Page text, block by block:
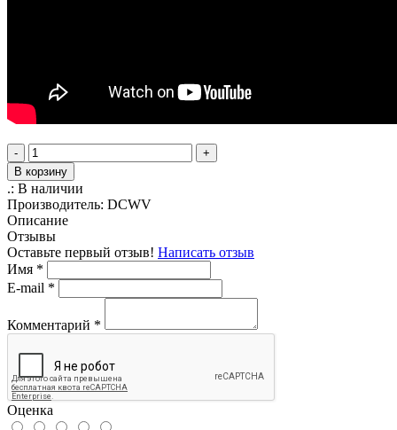
-
+
В корзину
.: В наличии
Производитель: DCWV
Описание
Отзывы
Оставьте первый отзыв! Написать отзыв
Имя *
E-mail *
Комментарий *
Оценка